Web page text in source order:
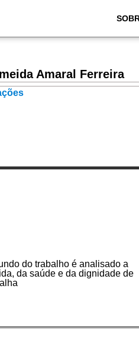
Amaral Ferreira
do trabalho é analisado a
da saúde e da dignidade de